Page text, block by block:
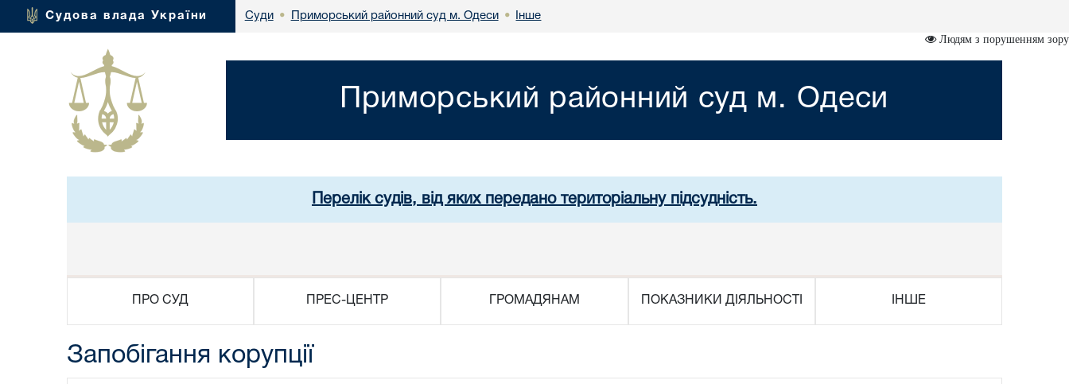
Судова влада України Суди • Приморський районний суд м. Одеси • Інше
Людям з порушенням зору
Приморський районний суд м. Одеси
Перелік судів, від яких передано територіальну підсудність.
ПРО СУД ПРЕС-ЦЕНТР ГРОМАДЯНАМ ПОКАЗНИКИ ДІЯЛЬНОСТІ ІНШЕ
Запобігання корупції